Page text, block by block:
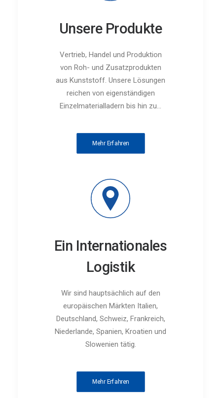
Unsere Produkte
Vertrieb, Handel und Produktion
von Roh- und Zusatzprodukten
aus Kunststoff. Unsere Lösungen
reichen von eigenständigen
Einzelmaterialladern bis hin zu...
Mehr Erfahren
Ein Internationales
Logistik
Wir sind hauptsächlich auf den
europäischen Märkten Italien,
Deutschland, Schweiz, Frankreich,
Niederlande, Spanien, Kroatien und
Slowenien tätig.
Mehr Erfahren